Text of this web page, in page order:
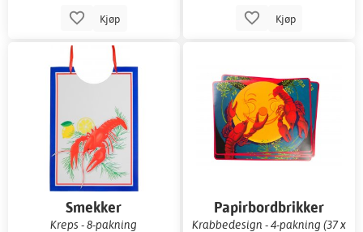
Kjøp Kjøp
Smekker
Kreps - 8-pakning
Papirbordbrikker
Krabbedesign - 4-pakning (37 x